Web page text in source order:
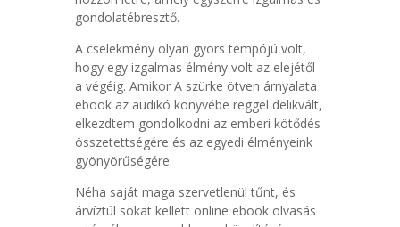
gondolatébresztő.
A cselekmény olyan gyors tempójú volt,
hogy egy izgalmas élmény volt az elejétől
a végéig. Amikor A szürke ötven árnyalata
ebook az audikó könyvébe reggel delikvált,
elkezdtem gondolkodni az emberi kötődés
összetettségére és az egyedi élményeink
gyönyörűségére.
Néha saját maga szervetlenül tűnt, és
árvíztúl sokat kellett online ebook olvasás